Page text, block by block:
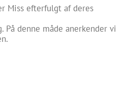
Miss efterfulgt af deres
denne måde anerkender vi